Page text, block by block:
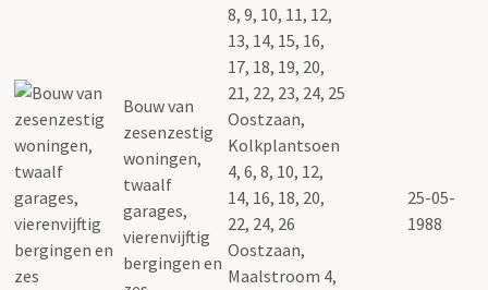
Bouw van
zesenzestig
woningen,
twaalf
garages,
vierenvijftig
bergingen en
8, 9, 10, 11, 12,
13, 14, 15, 16,
17, 18, 19, 20,
21, 22, 23, 24, 25
Oostzaan,
Kolkplantsoen
4, 6, 8, 10, 12,
14, 16, 18, 20,
22, 24, 26
Oostzaan,
Maalstroom 4,
25-05-
1988